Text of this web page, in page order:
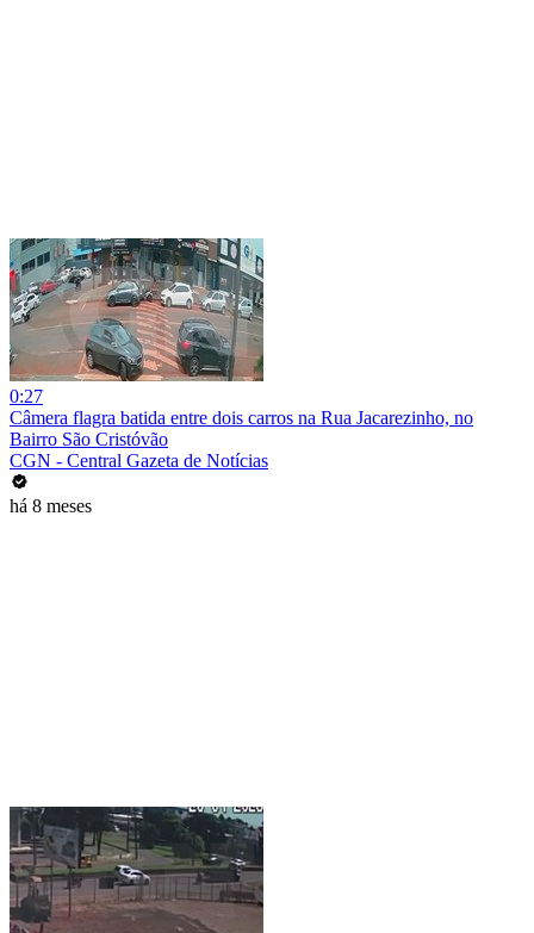
0:27
Câmera flagra batida entre dois carros na Rua Jacarezinho, no
Bairro São Cristóvão
CGN - Central Gazeta de Notícias
há 8 meses